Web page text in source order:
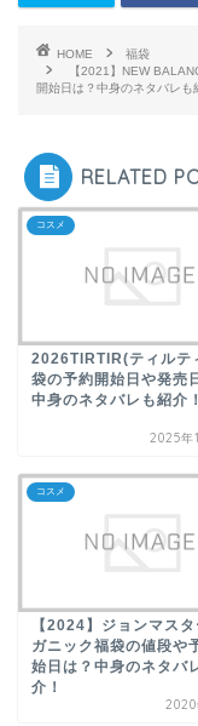
HOME
福袋
【2021】NEW
開始日は？中身のネタバレも
RELATED
コスメ
2026TIRTIR(ティルテ
袋の予約開始日や発売
中身のネタバレも紹介！
2025年
コスメ
【2024】ジョンマス
ガニック福袋の値段や
始日は？中身のネタバ
介！
2020